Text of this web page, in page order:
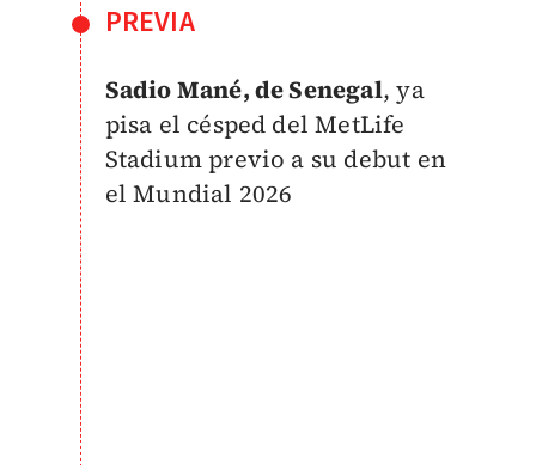
PREVIA
Sadio Mané, de Senegal, ya
pisa el césped del MetLife
Stadium previo a su debut en
el Mundial 2026